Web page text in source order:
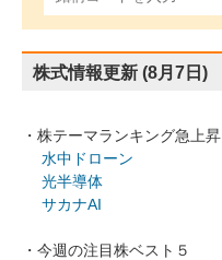
株式情報更新 (8月7日)
・株テーマランキング急上昇
水中ドローン
光半導体
サカナAI
・今週の注目株ベスト５